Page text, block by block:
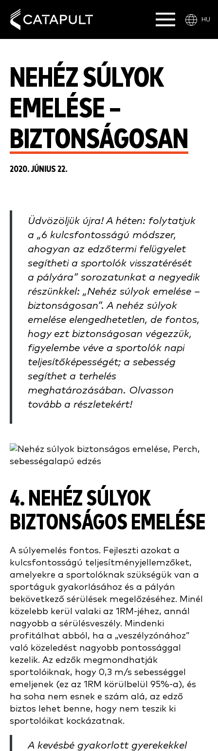
HU
NEHÉZ SÚLYOK
EMELÉSE –
BIZTONSÁGOSAN
2020. JÚNIUS 22.
Üdvözöljük újra! A héten: folytatjuk
a „6 kulcsfontosságú módszer,
ahogyan az edzőtermi felügyelet
segítheti a sportolók visszatérését
a pályára” sorozatunkat a negyedik
részünkkel: „Nehéz súlyok emelése –
biztonságosan”. A nehéz súlyok
emelése elengedhetetlen, de fontos,
hogy ezt biztonságosan végezzük,
figyelembe véve a sportolók napi
teljesítőképességét; a sebesség
segíthet a terhelés
meghatározásában. Olvasson
tovább a részletekért!
4. NEHÉZ SÚLYOK
BIZTONSÁGOS EMELÉSE
A súlyemelés fontos. Fejleszti azokat a
kulcsfontosságú teljesítményjellemzőket,
amelyekre a sportolóknak szükségük van a
sportáguk gyakorlásához és a pályán
bekövetkező sérülések megelőzéséhez. Minél
közelebb kerül valaki az 1RM-jéhez, annál
nagyobb a sérülésveszély. Mindenki
profitálhat abból, ha a „veszélyzónához”
való közeledést nagyobb pontossággal
kezelik. Az edzők megmondhatják
sportolóiknak, hogy 0,3 m/s sebességgel
emeljenek (ez az 1RM körülbelül 95%-a), és
ha soha nem esnek e szám alá, az edző
biztos lehet benne, hogy nem teszik ki
sportolóikat kockázatnak.
A kevésbé gyakorlott gyerekekkel